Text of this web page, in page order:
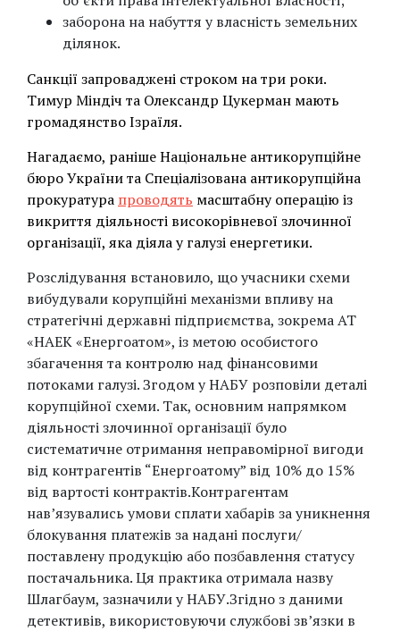
заборона на набуття у власність земельних
ділянок.
Санкції запроваджені строком на три роки.
Тимур Міндіч та Олександр Цукерман мають
громадянство Ізраїля.
Нагадаємо, раніше Національне антикорупційне
бюро України та Спеціалізована антикорупційна
прокуратура проводять масштабну операцію із
викриття діяльності високорівневої злочинної
організації, яка діяла у галузі енергетики.
Розслідування встановило, що учасники схеми
вибудували корупційні механізми впливу на
стратегічні державні підприємства, зокрема АТ
«НАЕК «Енергоатом», із метою особистого
збагачення та контролю над фінансовими
потоками галузі. Згодом у НАБУ розповіли деталі
корупційної схеми. Так, основним напрямком
діяльності злочинної організації було
систематичне отримання неправомірної вигоди
від контрагентів “Енергоатому” від 10% до 15%
від вартості контрактів.Контрагентам
нав’язувались умови сплати хабарів за уникнення
блокування платежів за надані послуги/
поставлену продукцію або позбавлення статусу
постачальника. Ця практика отримала назву
Шлагбаум, зазначили у НАБУ.Згідно з даними
детективів, використовуючи службові зв’язки в